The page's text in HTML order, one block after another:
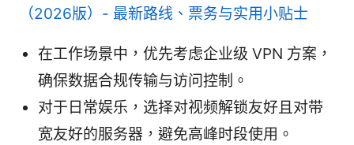
（2026版）- 最新路线、票务与实用小贴士
在工作场景中，优先考虑企业级 VPN 方案，
确保数据合规传输与访问控制。
对于日常娱乐，选择对视频解锁友好且对带
宽友好的服务器，避免高峰时段使用。